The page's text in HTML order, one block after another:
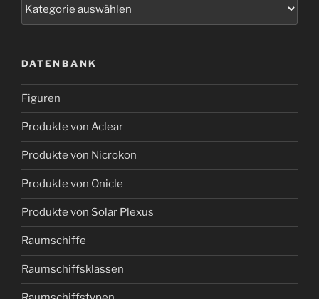
DATENBANK
Figuren
Produkte von Aclear
Produkte von Nicrokon
Produkte von Onicle
Produkte von Solar Plexus
Raumschiffe
Raumschiffsklassen